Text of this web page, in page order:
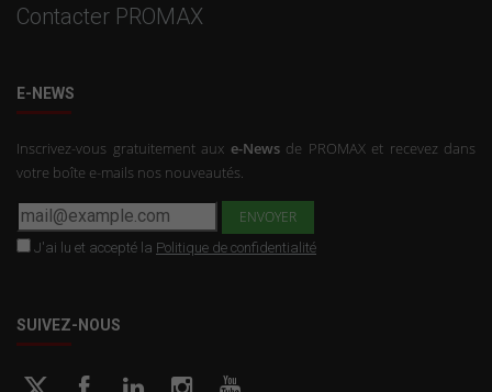
Contacter PROMAX
E-NEWS
Inscrivez-vous gratuitement aux e-Newsde PROMAX et recevez dans
votre boîte e-mails nos nouveautés.
J'ai lu et accepté la Politique de confidentialité
SUIVEZ-NOUS